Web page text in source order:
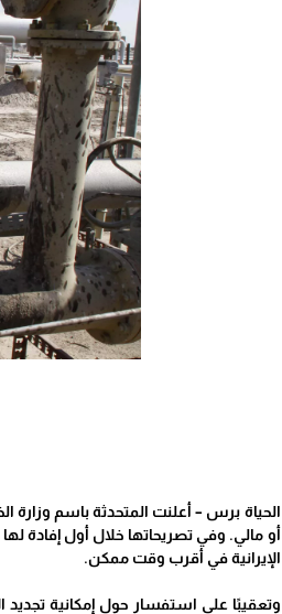
الحياة برس – أعلنت المتحدثة باسم وزارة
أو مالي. وفي تصريحاتها خلال أول إفادة
الإيرانية في أقرب وقت ممكن.
وتعقيبًا على استفسار حول إمكانية